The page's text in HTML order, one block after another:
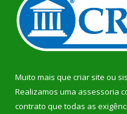
Muito mais que criar site ou
Realizamos uma assessoria
contrato que todas as